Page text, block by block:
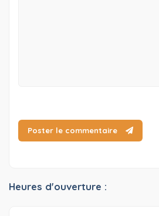
Poster le commentaire
Heures d'ouverture :